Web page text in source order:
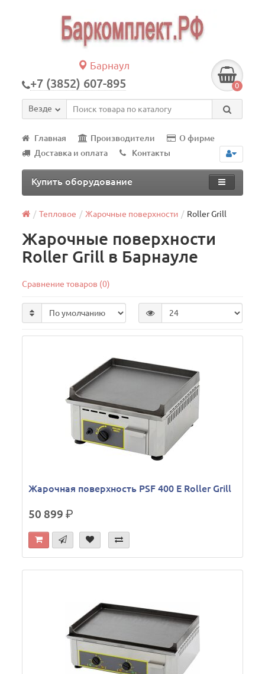
Барнаул
+7 (3852) 607-895 0
Везде
Главная Производители
О фирме
Доставка и оплата
Контакты
Купить оборудование
Тепловое Жарочные поверхности Roller Grill
Жарочные поверхности
Roller Grill в Барнауле
Сравнение товаров (0)
Жарочная поверхность PSF 400 E Roller Grill
50 899р.